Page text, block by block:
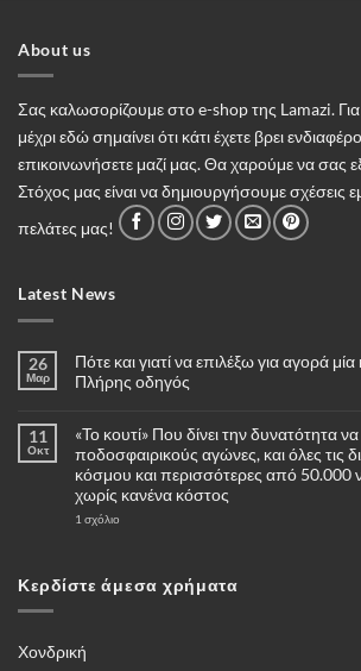
About us
Σας καλωσορίζουμε στο e-shop της Lamazi. Για
μέχρι εδώ σημαίνει ότι κάτι έχετε βρει
επικοινωνήσετε μαζί μας. Θα χαρούμε να σας
Στόχος μας είναι να δημιουργήσουμε σχέσεις
πελάτες μας!
Latest News
26
Μαρ
Πότε και γιατί να επιλέξω για αγορά
Πλήρης οδηγός
σχόλια
Πότε
και
να
επιλέξω
4G
11
Οκτ
«Το κουτί» Που δίνει την δυνατότητα
ποδοσφαιρικούς αγώνες, και όλες τις
κόσμου και περισσότερες από 50.000
χωρίς κανένα κόστος
1 σχόλιο
την
Κερδίστε άμεσα χρήματα
Χονδρική